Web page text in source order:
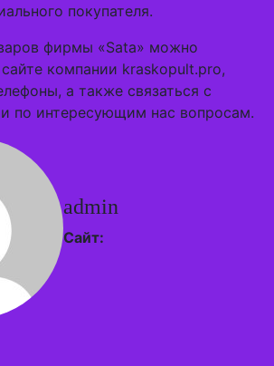
покупателя.
фирмы «Sata» можно
компании kraskopult.pro,
а также связаться с
по интересующим нас вопросам.
admin
Сайт: